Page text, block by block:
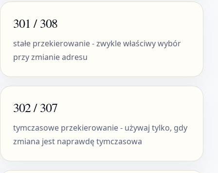
301 / 308
stałe przekierowanie - zwykle właściwy wybór
przy zmianie adresu
302 / 307
tymczasowe przekierowanie - używaj tylko, gdy
zmiana jest naprawdę tymczasowa